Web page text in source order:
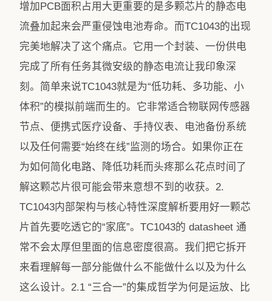
增加PCB面积占用大更重要的是多颗芯片的静态电
流叠加起来会严重侵蚀电池寿命。而TC1043的出现
完美地解决了这个痛点。它用一个封装、一份供电
完成了所有任务其微安级的静态电流让我印象深
刻。简单来说TC1043就是为“低功耗、多功能、小
体积”的模拟前端而生的。它非常适合物联网传感器
节点、便携式医疗设备、手持仪表、电池备份系统
以及任何需要“始终在线”监测的场合。如果你正在
为如何简化电路、降低功耗而头疼那么花点时间了
解这颗芯片很可能会带来意想不到的收获。2.
TC1043内部架构与核心特性深度解析要用好一颗芯
片首先要吃透它的“家底”。TC1043的 datasheet 通
常不会太厚但里面的信息密度很高。我们把它拆开
来看理解每一部分能做什么不能做什么以及为什么
这么设计。2.1 “三合一”的集成哲学为何是运放、比